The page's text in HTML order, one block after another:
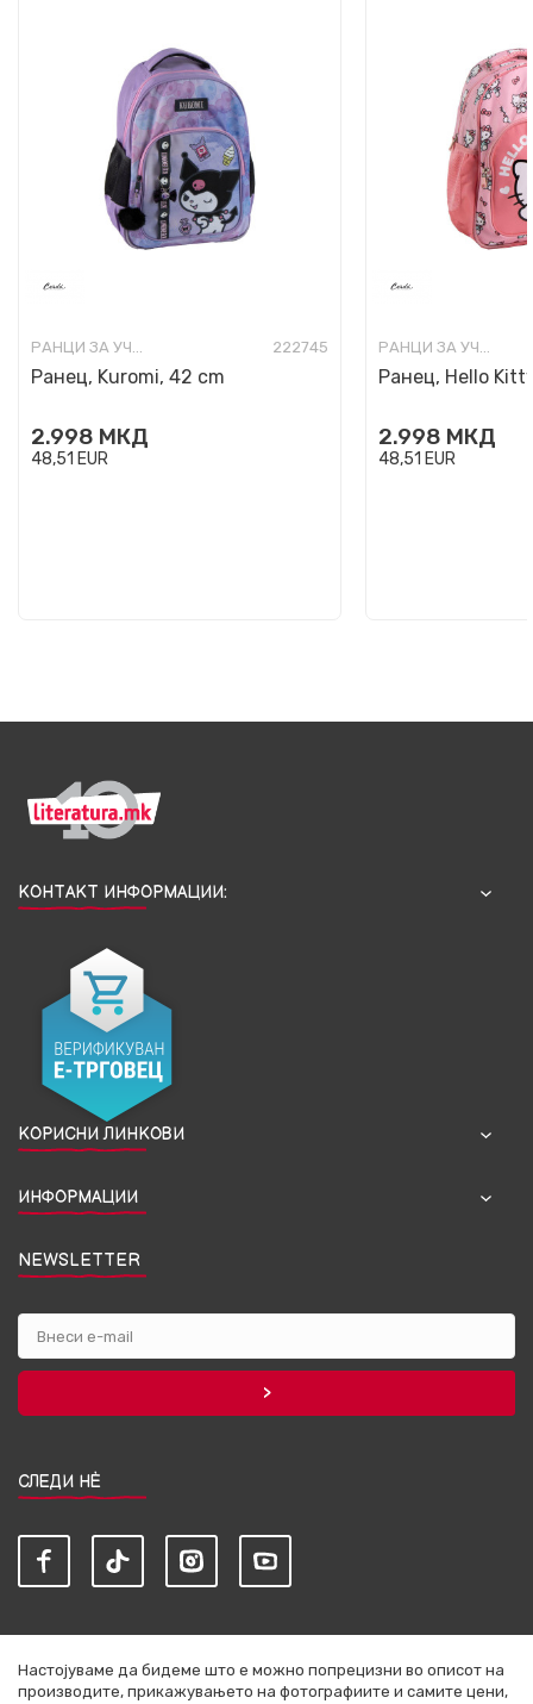
РАНЦИ ЗА УЧИЛИШТЕ 222745
Ранец, Kuromi, 42 cm
2.998 МКД
48,51 EUR
РАНЦИ ЗА УЧИЛИШТЕ
Ранец, Hello
2.998 МКД
48,51 EUR
КОНТАКТ ИНФОРМАЦИИ:
КОРИСНИ ЛИНКОВИ
ИНФОРМАЦИИ
NEWSLETTER
СЛЕДИ НЀ
Настојуваме да бидеме што е можно попрецизни во описот на
производите, прикажувањето на фотографиите и самите цени,